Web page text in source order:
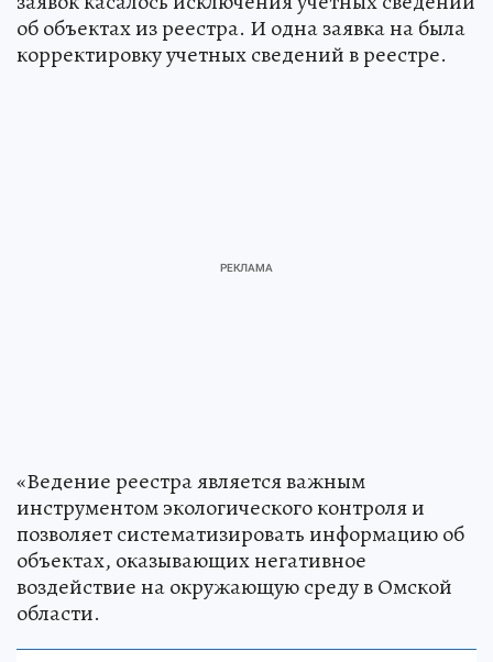
об объектах из реестра. И одна заявка на была
корректировку учетных сведений в реестре.
«Ведение реестра является важным
инструментом экологического контроля и
позволяет систематизировать информацию об
объектах, оказывающих негативное
воздействие на окружающую среду в Омской
области.